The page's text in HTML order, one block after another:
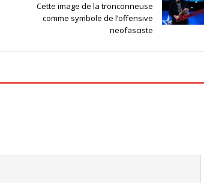
Cette image de la tronconneuse
comme symbole de l’offensive
neofasciste